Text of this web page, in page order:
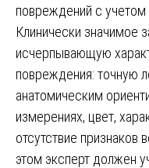
повреждений с учетом
Клинически значимое
исчерпывающую
повреждения: точную
анатомическим
измерениях, цвет,
отсутствие признаков
этом эксперт должен